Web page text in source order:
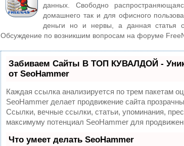
данных. Свободно
домашнего так и для офисного
деньги но и нервы, а данная статья
Обсуждение по возникшим вопросам на форуме
Забиваем Сайты В ТОП КУВАЛДОЙ -
от SeoHammer
Каждая ссылка анализируется по трем пакетам
SeoHammer делает продвижение сайта
Ссылки, вечные ссылки, статьи, упоминания,
максимуму потенциал SeoHammer для
Что умеет делать SeoHammer